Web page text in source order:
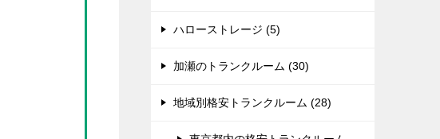
ハローストレージ (5)
加瀬のトランクルーム (30)
地域別格安トランクルーム (28)